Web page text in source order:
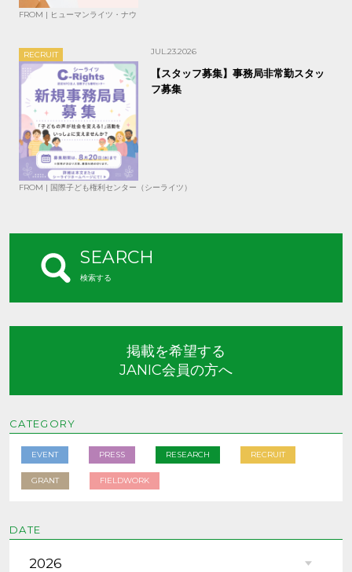
FROM | ヒューマンライツ・ナウ
RECRUIT JUL.23.2026
【スタッフ募集】事務局非常勤スタッ
フ募集
FROM | 国際子ども権利センター（シーライツ）
SEARCH
検索する
掲載を希望する
JANIC会員の方へ
CATEGORY
EVENT PRESS RESEARCH RECRUIT
GRANT FIELDWORK
DATE
2026